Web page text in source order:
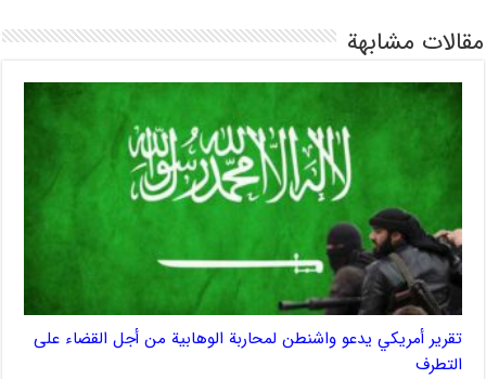
مقالات مشابهة
تقرير أمريكي يدعو واشنطن لمحاربة الوهابية من أجل القضاء على
التطرف